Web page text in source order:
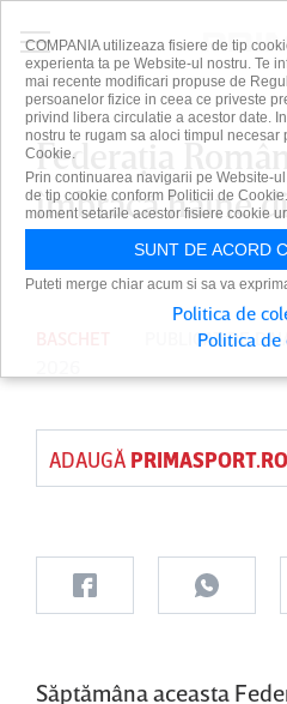
Federaţia
îmbracă haine
lansat FRB TV
PUBLICAT DE
ADAUGĂ PRIMASPORT.RO
Săptămâna aceasta
COMPANIA utilizeaza fisiere de tip
experienta ta pe Website-ul nostru. Te
mai recente modificari propuse de
persoanelor fizice in ceea ce priveste
privind libera circulatie a acestor date.
nostru te rugam sa aloci timpul
Cookie.
Prin continuarea navigarii pe Website-
de tip cookie conform Politicii de
moment setarile acestor fisiere cookie
SUNT DE ACORD
Puteti merge chiar acum si sa va
Politica de
Politica